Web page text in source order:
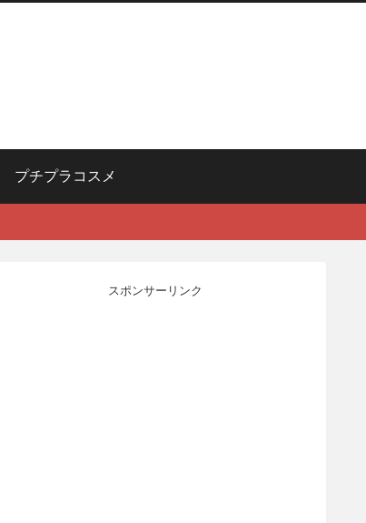
プチプラコスメ
スポンサーリンク